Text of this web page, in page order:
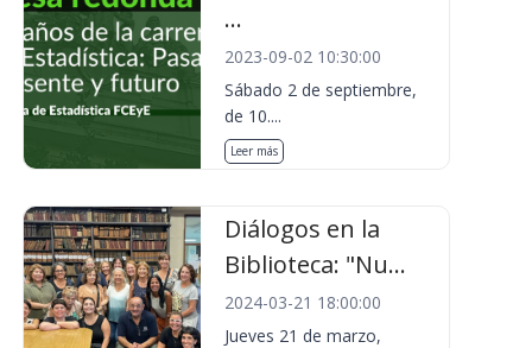
...
2023-09-02 10:30:00
Sábado 2 de septiembre,
de 10....
Leer más
Diálogos en la
Biblioteca: "Nu...
2024-03-21 18:00:00
Jueves 21 de marzo,